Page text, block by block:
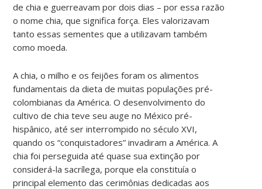
de chia e guerreavam por dois dias – por essa razão
o nome chia, que significa força. Eles valorizavam
tanto essas sementes que a utilizavam também
como moeda.
A chia, o milho e os feijões foram os alimentos
fundamentais da dieta de muitas populações pré-
colombianas da América. O desenvolvimento do
cultivo de chia teve seu auge no México pré-
hispânico, até ser interrompido no século XVI,
quando os “conquistadores” invadiram a América. A
chia foi perseguida até quase sua extinção por
considerá-la sacrílega, porque ela constituía o
principal elemento das cerimônias dedicadas aos